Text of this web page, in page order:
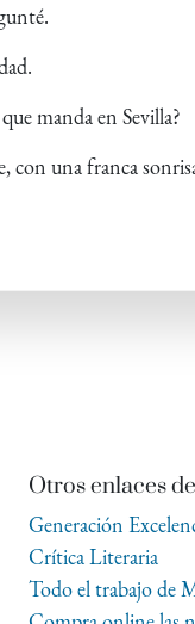
manda en Sevilla?
con una franca
Otros enlaces
Generación
Crítica Literaria
Todo el trabajo de